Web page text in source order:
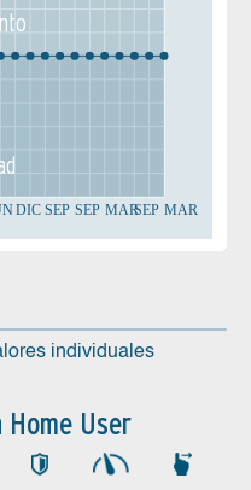
DIC SEP SEP MARSEP MAR
individuales
Home User